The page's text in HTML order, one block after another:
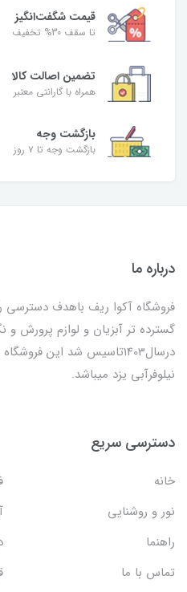
قیمت شگفت‌انگیز
تا سقف 30% تخفیف
تضمین اصالت کالا
همراه با گارانتی معتبر
بازگشت وجه
بازگشت وجه تا ۷ روز
درباره ما
فروشگاه آکوا ریف باهدف
گسترده تر آبزیان و لوازم پرورش و
درسال1403تاسیس شد این
نیلوفرآبی یزد میباشد.
دسترسی سریع
خانه
نور و روشنایی
راهنما
تماس با ما